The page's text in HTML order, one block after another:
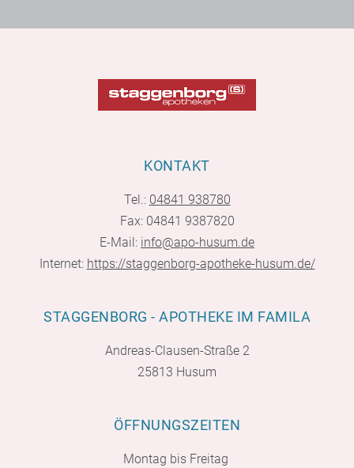
KONTAKT
Tel.: 04841 938780
Fax: 04841 9387820
E-Mail: info@apo-husum.de
Internet: https://staggenborg-apotheke-husum.de/
STAGGENBORG - APOTHEKE IM FAMILA
Andreas-Clausen-Straße 2
25813 Husum
ÖFFNUNGSZEITEN
Montag bis Freitag